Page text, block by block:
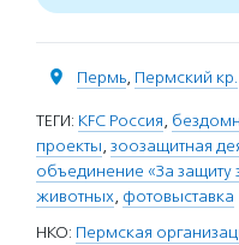
Пермь, Пермский кр.
ТЕГИ: KFC Россия,
проекты, зоозащитная
объединение «За защиту
животных, фотовыставка
НКО: Пермская